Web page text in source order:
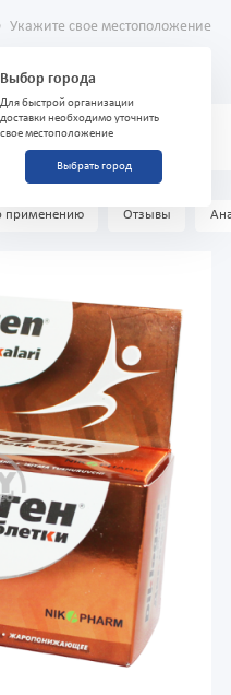
Укажите свое местоположение
Выбор города
Для быстрой организации
доставки необходимо уточнить
свое местоположение
Выбрать город
применению Отзывы